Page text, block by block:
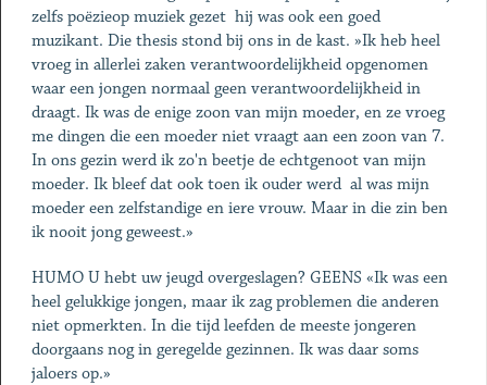
zelfs poëzieop muziek gezet ­ hij was ook een goed
muzikant. Die thesis stond bij ons in de kast. »Ik heb heel
vroeg in allerlei zaken verantwoordelijkheid opgenomen
waar een jongen normaal geen verantwoordelijkheid in
draagt. Ik was de enige zoon van mijn moeder, en ze vroeg
me dingen die een moeder niet vraagt aan een zoon van 7.
In ons gezin werd ik zo'n beetje de echtgenoot van mijn
moeder. Ik bleef dat ook toen ik ouder werd ­ al was mijn
moeder een zelfstandige en iere vrouw. Maar in die zin ben
ik nooit jong geweest.»
HUMO U hebt uw jeugd overgeslagen? GEENS «Ik was een
heel gelukkige jongen, maar ik zag problemen die anderen
niet opmerkten. In die tijd leefden de meeste jongeren
doorgaans nog in geregelde gezinnen. Ik was daar soms
jaloers op.»